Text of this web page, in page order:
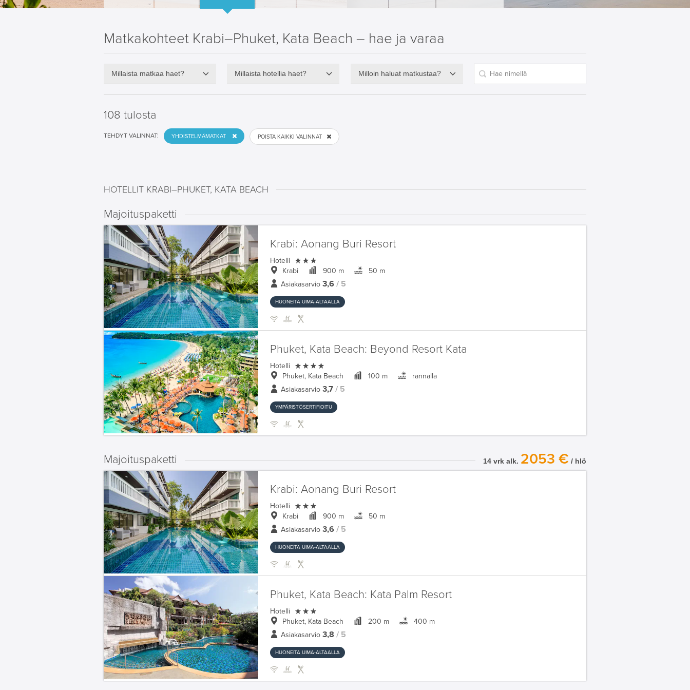
Matkakohteet Krabi–Phuket, Kata Beach – hae ja varaa
Millaista matkaa haet? Millaista hotellia haet? Milloin haluat matkustaa?
108 tulosta
TEHDYT VALINNAT: YHDISTELMÄMATKAT POISTA KAIKKI VALINNAT
HOTELLIT KRABI–PHUKET, KATA BEACH
Majoituspaketti
Krabi: Aonang Buri Resort
Hotelli 
Krabi 900 m
50 m
Asiakasarvio 3,6/ 5
HUONEITA UIMA-ALTAALLA
Phuket, Kata Beach: Beyond Resort Kata
Hotelli 
Phuket, Kata Beach 100 m
rannalla
Asiakasarvio 3,7/ 5
YMPÄRISTÖSERTIFIOITU
Majoituspaketti 14 vrk alk. 2053 € / hlö
Krabi: Aonang Buri Resort
Hotelli 
Krabi 900 m
50 m
Asiakasarvio 3,6/ 5
HUONEITA UIMA-ALTAALLA
Phuket, Kata Beach: Kata Palm Resort
Hotelli 
Phuket, Kata Beach 200 m
400 m
Asiakasarvio 3,8/ 5
HUONEITA UIMA-ALTAALLA